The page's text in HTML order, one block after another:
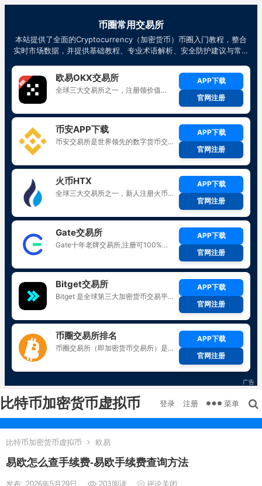
比特币加密货币虚拟币 登录 注册 菜单
比特币加密货币虚拟币 欧易
易欧怎么查手续费-易欧手续费查询方法
发布: 2026年5月29日 203阅读 评论关闭